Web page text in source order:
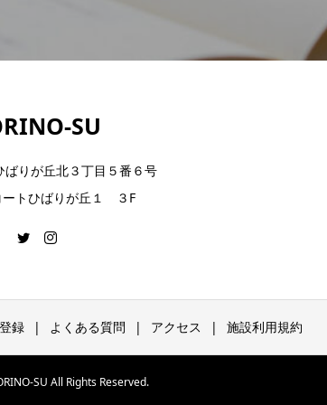
SU
ばりが丘北３丁目５番６号
ートひばりが丘１ ３F
録 よくある質問 アクセス 施設利用規約
SU All Rights Reserved.